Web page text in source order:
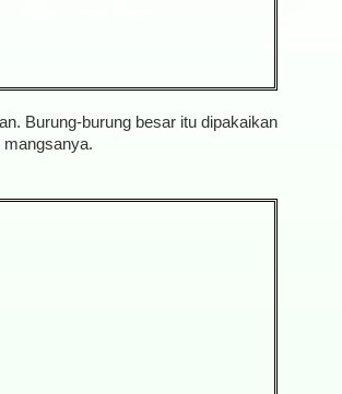
Burung-burung besar itu dipakaikan
mangsanya.